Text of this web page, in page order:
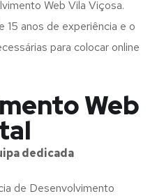
Web Vila Viçosa.
15 anos de experiência e o
para colocar online
Web
dedicada
de Desenvolvimento